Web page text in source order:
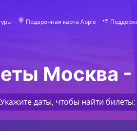
Подарочная карта Apple
Москва -
Укажите даты, чтобы найти билеты: